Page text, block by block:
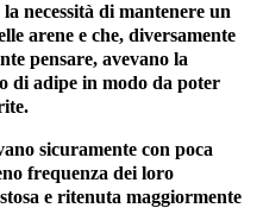
necessità di mantenere un
arene e che, diversamente
pensare, avevano la
di adipe in modo da poter
sicuramente con poca
frequenza dei loro
e ritenuta maggiormente